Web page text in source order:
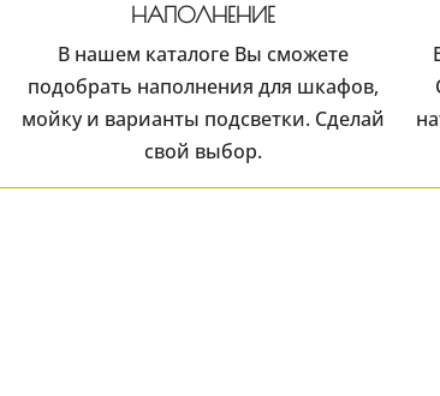
НАПОЛНЕНИЕ
В нашем каталоге Вы сможете
подобрать наполнения для шкафов,
мойку и варианты подсветки. Сделай
свой выбор.